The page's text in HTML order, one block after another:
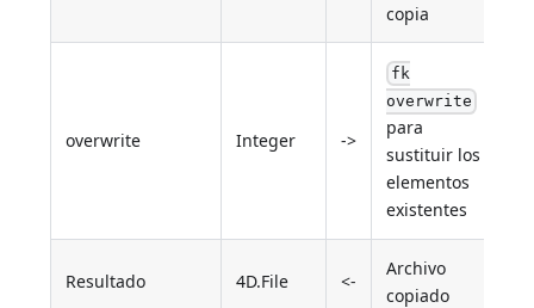
copia
overwrite Integer ->
fk
overwrite
para
sustituir los
elementos
existentes
Resultado 4D.File <-
Archivo
copiado